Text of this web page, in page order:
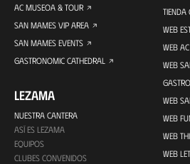
AC MUSEOA & TOUR
SAN MAMES VIP AREA
SAN MAMES EVENTS
GASTRONOMIC CATHEDRAL
LEZAMA
NUESTRA CANTERA
ASÍ ES LEZAMA
EQUIPOS
CLUBES CONVENIDOS
TIENDA
WEB
WEB
WEB
WEB
WEB
WEB
WEB